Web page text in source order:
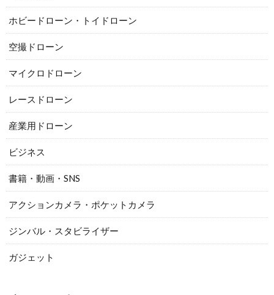
ホビードローン・トイドローン
空撮ドローン
マイクロドローン
レースドローン
産業用ドローン
ビジネス
書籍・動画・SNS
アクションカメラ・ポケットカメラ
ジンバル・スタビライザー
ガジェット